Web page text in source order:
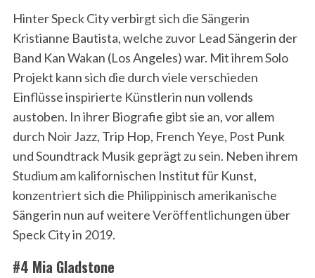
Hinter Speck City verbirgt sich die Sängerin
Kristianne Bautista, welche zuvor Lead Sängerin der
Band Kan Wakan (Los Angeles) war. Mit ihrem Solo
Projekt kann sich die durch viele verschieden
Einflüsse inspirierte Künstlerin nun vollends
austoben. In ihrer Biografie gibt sie an, vor allem
durch Noir Jazz, Trip Hop, French Yeye, Post Punk
und Soundtrack Musik geprägt zu sein. Neben ihrem
Studium am kalifornischen Institut für Kunst,
konzentriert sich die Philippinisch amerikanische
Sängerin nun auf weitere Veröffentlichungen über
Speck City in 2019.
#4 Mia Gladstone